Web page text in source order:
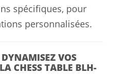
spécifiques, pour
personnalisées.
VOS
CHESS TABLE BLH-